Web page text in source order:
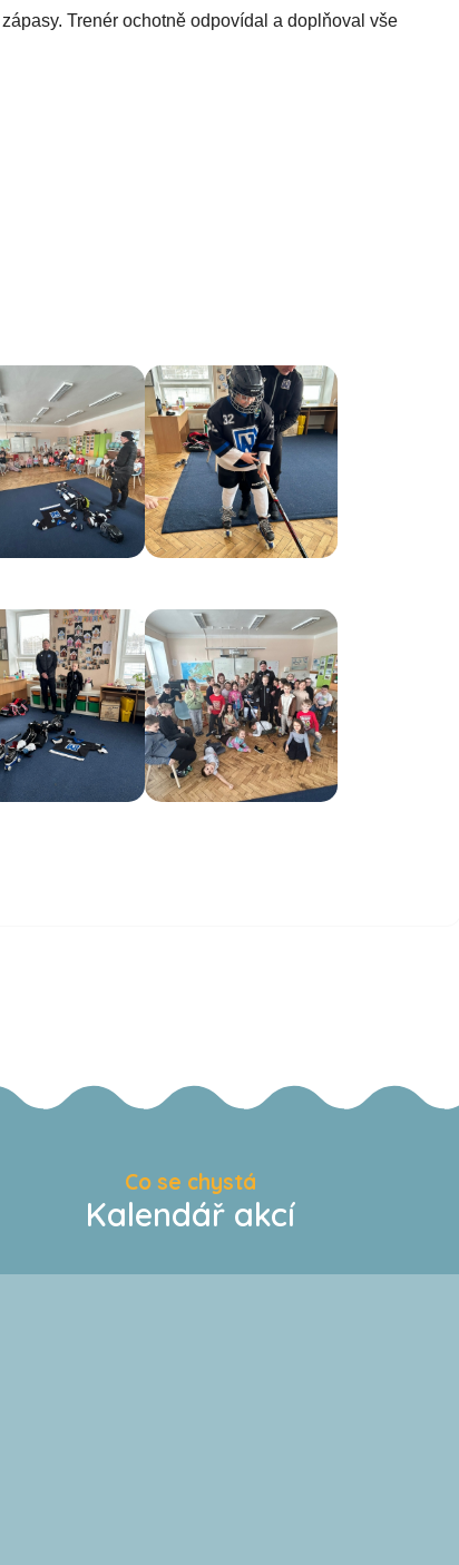
Trenér ochotně odpovídal a doplňoval vše
Co se chystá
Kalendář akcí